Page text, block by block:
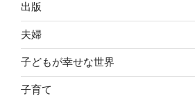
出版
夫婦
子どもが幸せな世界
子育て